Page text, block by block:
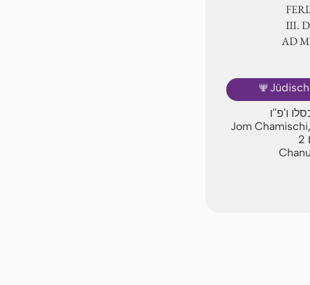
Ⅲ.
AD
🕎
ו'פ"ו
Jom
2